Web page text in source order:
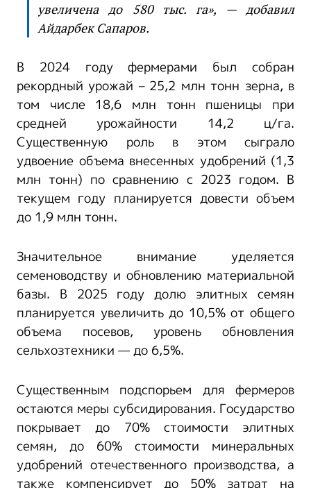
увеличена до 580 тыс. га», — добавил
Айдарбек Сапаров.
В 2024 году фермерами был собран
рекордный урожай – 25,2 млн тонн зерна, в
том числе 18,6 млн тонн пшеницы при
средней урожайности 14,2 ц/га.
Существенную роль в этом сыграло
удвоение объема внесенных удобрений (1,3
млн тонн) по сравнению с 2023 годом. В
текущем году планируется довести объем
до 1,9 млн тонн.
Значительное внимание уделяется
семеноводству и обновлению материальной
базы. В 2025 году долю элитных семян
планируется увеличить до 10,5% от общего
объема посевов, уровень обновления
сельхозтехники — до 6,5%.
Существенным подспорьем для фермеров
остаются меры субсидирования. Государство
покрывает до 70% стоимости элитных
семян, до 60% стоимости минеральных
удобрений отечественного производства, а
также компенсирует до 50% затрат на